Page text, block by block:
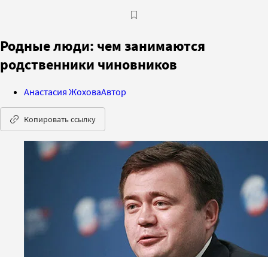
Родные люди: чем занимаются
родственники чиновников
Анастасия ЖоховаАвтор
Копировать ссылку